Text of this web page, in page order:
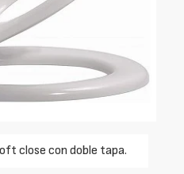
close con doble tapa.